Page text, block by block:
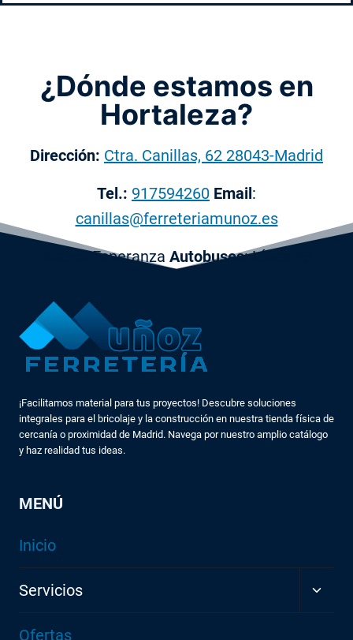
¿Dónde estamos en
Hortaleza?
Dirección: Ctra. Canillas, 62 28043-Madrid
Tel.: 917594260 Email:
canillas@ferreteriamunoz.es
Metro:Esperanza Autobuses: Línea 73
¡Facilitamos material para tus proyectos! Descubre soluciones
integrales para el bricolaje y la construcción en nuestra tienda física de
cercanía o proximidad de Madrid. Navega por nuestro amplio catálogo
y haz realidad tus ideas.
MENÚ
Inicio
Servicios
HIJO
Ofertas